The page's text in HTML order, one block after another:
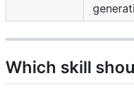
Which skill